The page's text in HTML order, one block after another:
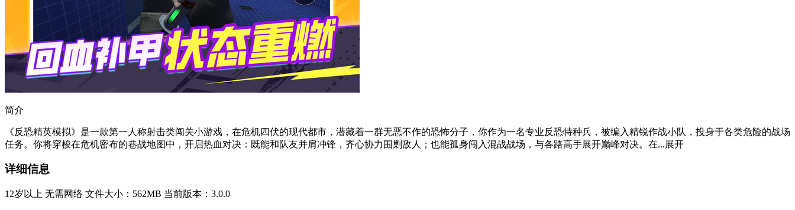
简介
《反恐精英模拟》是一款第一人称射击类闯关小游戏，在危机四伏的现代都市，潜藏着一群无恶不作的恐怖分子，你作为一名专业反恐特种兵，被编入精锐作战小队，投身于各类危险的战场
任务。你将穿梭在危机密布的巷战地图中，开启热血对决：既能和队友并肩冲锋，齐心协力围剿敌人；也能孤身闯入混战战场，与各路高手展开巅峰对决。在...展开
详细信息
12岁以上 无需网络 文件大小：562MB 当前版本：3.0.0